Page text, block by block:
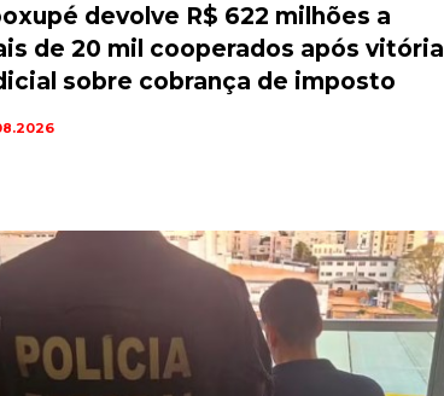
devolve R$ 622 milhões a
de 20 mil cooperados após vitória
sobre cobrança de imposto